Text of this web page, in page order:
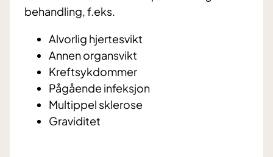
behandling, f.eks.
Alvorlig hjertesvikt
Annen organsvikt
Kreftsykdommer
Pågående infeksjon
Multippel sklerose
Graviditet